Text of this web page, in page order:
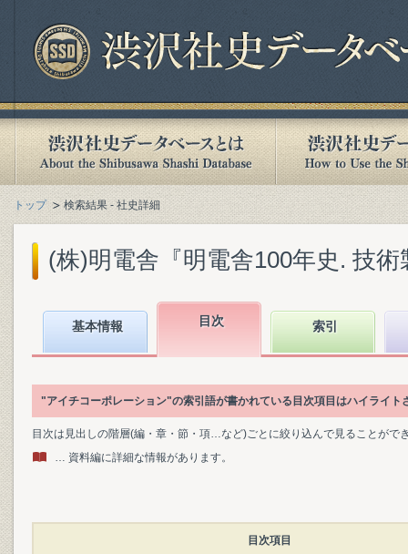
トップ 検索結果 - 社史詳細
(株)明電舎『明電舎100年史. 技
基本情報 目次 索引
"アイチコーポレーション"の索引語が書かれている目次項目はハイライト
目次は見出しの階層(編・章・節・項…など)ごとに絞り込んで見ることがで
… 資料編に詳細な情報があります。
目次項目